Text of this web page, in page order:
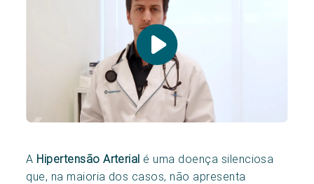
A Hipertensão Arterial é uma doença silenciosa
que, na maioria dos casos, não apresenta